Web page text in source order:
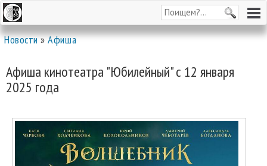
Новости»Афиша
Афиша кинотеатра "Юбилейный" c 12 января
2025 года